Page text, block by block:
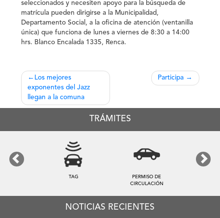
seleccionados y necesiten apoyo para la búsqueda de
matrícula pueden dirigirse a la Municipalidad,
Departamento Social, a la oficina de atención (ventanilla
única) que funciona de lunes a viernes de 8:30 a 14:00
hrs. Blanco Encalada 1335, Renca.
Navegación
de
entradas
Los mejores
exponentes del Jazz
llegan a la comuna
Participa
TRÁMITES
TAG
PERMISO DE
CIRCULACIÓN
Previous Next
NOTICIAS RECIENTES